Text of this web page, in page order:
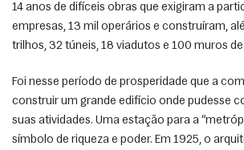
14 anos de difíceis obras que exigiram a
empresas, 13 mil operários e construíram,
trilhos, 32 túneis, 18 viadutos e 100 muros
Foi nesse período de prosperidade que a
construir um grande edifício onde pudesse
suas atividades. Uma estação para a
símbolo de riqueza e poder. Em 1925, o